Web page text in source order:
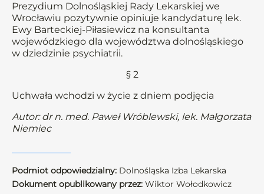
Prezydium Dolnośląskiej Rady Lekarskiej we
Wrocławiu pozytywnie opiniuje kandydaturę lek.
Ewy Barteckiej-Piłasiewicz na konsultanta
wojewódzkiego dla województwa dolnośląskiego
w dziedzinie psychiatrii.
§ 2
Uchwała wchodzi w życie z dniem podjęcia
Autor: dr n. med. Paweł Wróblewski, lek. Małgorzata
Niemiec
Podmiot odpowiedzialny: Dolnośląska Izba Lekarska
Dokument opublikowany przez: Wiktor Wołodkowicz